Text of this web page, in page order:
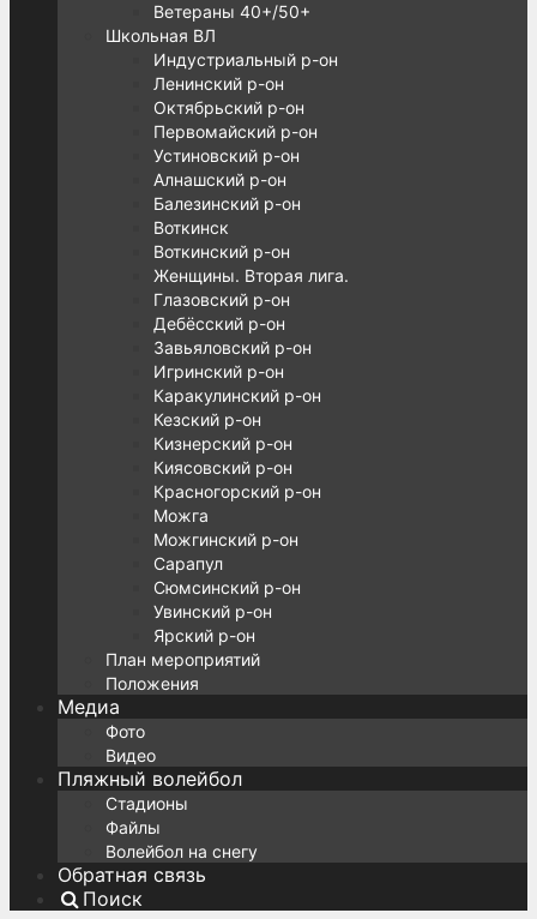
Ветераны 40+/50+
Школьная ВЛ
Индустриальный р-он
Ленинский р-он
Октябрьский р-он
Первомайский р-он
Устиновский р-он
Алнашский р-он
Балезинский р-он
Воткинск
Воткинский р-он
Женщины. Вторая лига.
Глазовский р-он
Дебёсский р-он
Завьяловский р-он
Игринский р-он
Каракулинский р-он
Кезский р-он
Кизнерский р-он
Киясовский р-он
Красногорский р-он
Можга
Можгинский р-он
Сарапул
Сюмсинский р-он
Увинский р-он
Ярский р-он
План мероприятий
Положения
Медиа
Фото
Видео
Пляжный волейбол
Стадионы
Файлы
Волейбол на снегу
Обратная связь
Поиск